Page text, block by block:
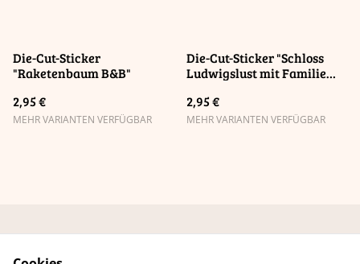
Die-Cut-Sticker
"Raketenbaum B&B"
2,95 €
MEHR VARIANTEN VERFÜGBAR
Die-Cut-Sticker "Schloss
Ludwigslust mit Familie
2,95 €
MEHR VARIANTEN VERFÜGBAR